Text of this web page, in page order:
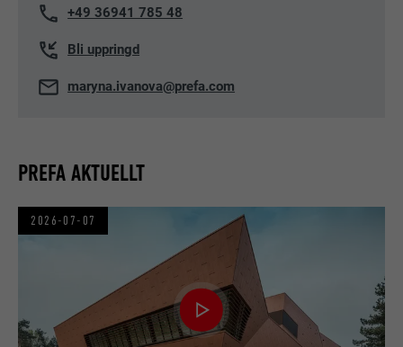
+49 36941 785 48
Bli uppringd
maryna.ivanova@prefa.com
PREFA AKTUELLT
2026-07-07